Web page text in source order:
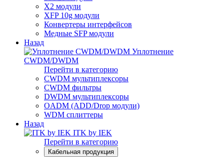
X2 модули
XFP 10g модули
Конвертеры интерфейсов
Медные SFP модули
Назад
Уплотнение
CWDM/DWDM
Перейти в категорию
CWDM мультиплексоры
CWDM фильтры
DWDM мультиплексоры
OADM (ADD/Drop модули)
WDM сплиттеры
Назад
ITK by IEK
Перейти в категорию
Кабельная продукция